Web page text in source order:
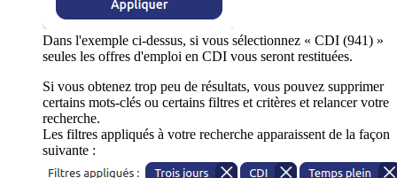
Dans l'exemple ci-dessus, si vous sélectionnez « CDI (941) »
seules les offres d'emploi en CDI vous seront restituées.
Si vous obtenez trop peu de résultats, vous pouvez supprimer
certains mots-clés ou certains filtres et critères et relancer votre
recherche.
Les filtres appliqués à votre recherche apparaissent de la façon
suivante :